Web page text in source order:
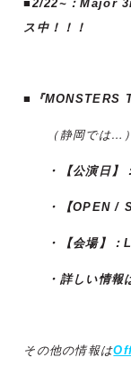
■2/22~：Major
ス中！！！
■『MONSTERS
（静岡では…）
・【公演日
・【OPEN /
・【会場】
・詳しい情報
その他の情報は